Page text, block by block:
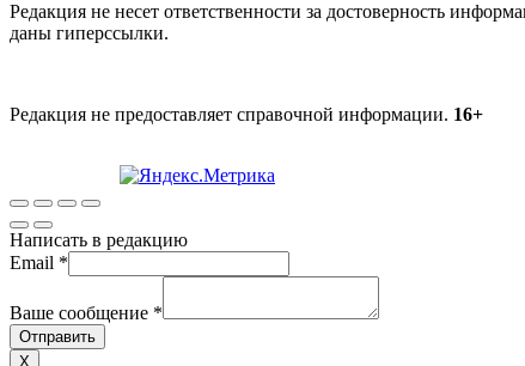
Редакция не несет ответственности за достоверность
даны гиперссылки.
Редакция не предоставляет справочной информации. 16+
Написать в редакцию
Email *
Ваше сообщение *
Отправить
X